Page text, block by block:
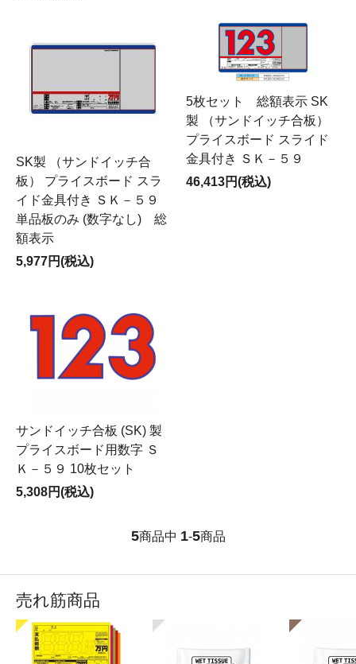
SK製 （サンドイッチ合
板） プライスボード スラ
イド金具付き ＳＫ－５９
単品板のみ (数字なし) 総
額表示
5,977円(税込)
5枚セット 総額表示 SK
製 （サンドイッチ合板）
プライスボード スライド
金具付き ＳＫ－５９
46,413円(税込)
サンドイッチ合板 (SK) 製
プライスボード用数字 Ｓ
Ｋ－５９ 10枚セット
5,308円(税込)
5商品中 1-5商品
売れ筋商品